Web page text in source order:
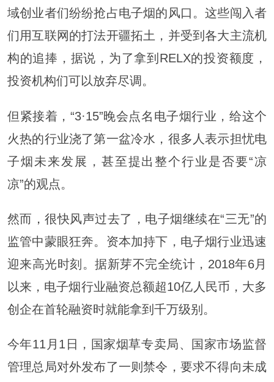
域创业者们纷纷抢占电子烟的风口。这些闯入者
们用互联网的打法开疆拓土，并受到各大主流机
构的追捧，据说，为了拿到RELX的投资额度，
投资机构们可以放弃尽调。
但紧接着，“3·15”晚会点名电子烟行业，给这个
火热的行业浇了第一盆冷水，很多人表示担忧电
子烟未来发展，甚至提出整个行业是否要“凉
凉”的观点。
然而，很快风声过去了，电子烟继续在“三无”的
监管中蒙眼狂奔。资本加持下，电子烟行业迅速
迎来高光时刻。据新芽不完全统计，2018年6月
以来，电子烟行业融资总额超10亿人民币，大多
创企在首轮融资时就能拿到千万级别。
今年11月1日，国家烟草专卖局、国家市场监督
管理总局对外发布了一则禁令，要求不得向未成